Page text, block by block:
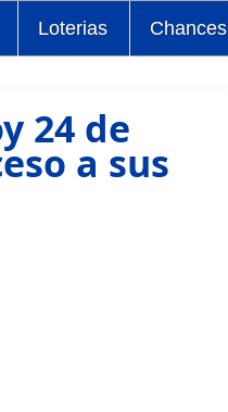
Loterias Chances
24 de
a sus